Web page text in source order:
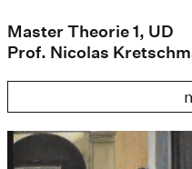
Master Theorie 1, UD
Prof. Nicolas